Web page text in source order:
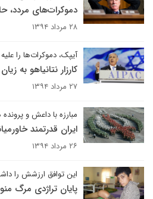
دموکرات‌های مردد،
۲۸ مرداد ۱۳۹۴
آیپک، دموکرات‌ها را
کارزار نتانیاهو به
۲۷ مرداد ۱۳۹۴
مبارزه با داعش و
ایران قدرتمند
۲۶ مرداد ۱۳۹۴
این توافق ارزشش را
پایان تراژدی مرگ